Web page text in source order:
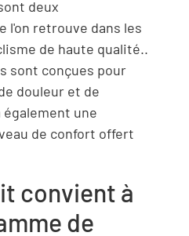
deux
l'on retrouve dans les
de haute qualité..
sont conçues pour
douleur et de
une
de confort offert
convient à
de